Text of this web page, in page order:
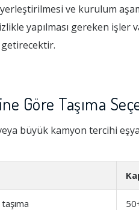
ve kurulum
yapılması gereken işler
getirecektir.
Göre Taşıma
büyük kamyon tercihi